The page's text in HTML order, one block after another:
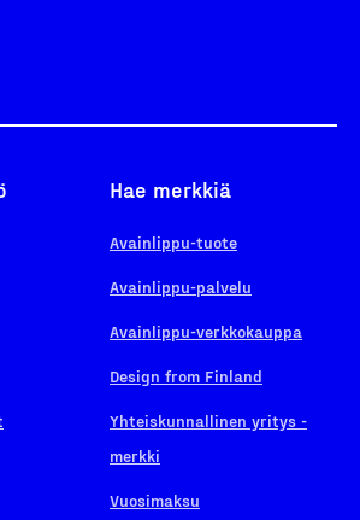
Hae merkkiä
Avainlippu-tuote
Avainlippu-palvelu
Avainlippu-verkkokauppa
Design from Finland
Yhteiskunnallinen yritys -
merkki
Vuosimaksu